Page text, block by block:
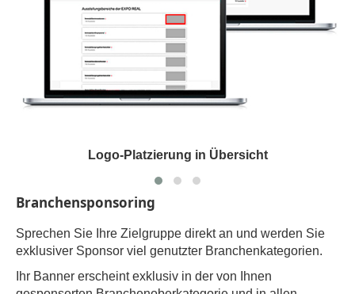
Logo-Platzierung in Übersicht
Branchensponsoring
Sprechen Sie Ihre Zielgruppe direkt an und werden Sie
exklusiver Sponsor viel genutzter Branchenkategorien.
Ihr Banner erscheint exklusiv in der von Ihnen